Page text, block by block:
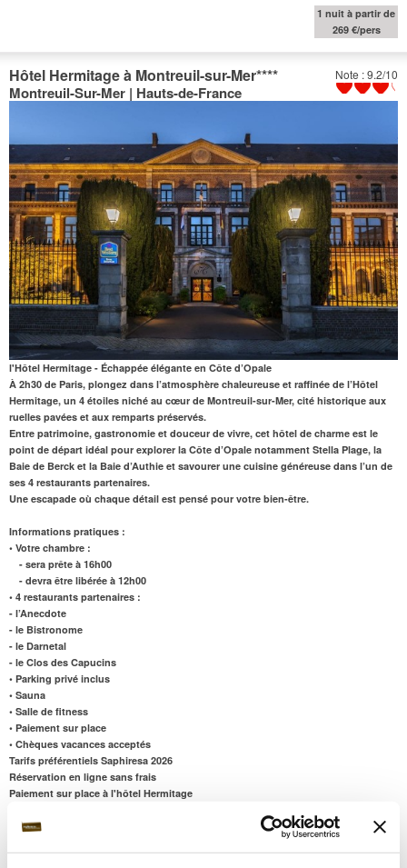
1 nuit à partir de
269 €/pers
Note : 9.2/10
Hôtel Hermitage à Montreuil-sur-Mer****
Montreuil-Sur-Mer | Hauts-de-France
l'Hôtel Hermitage - Échappée élégante en Côte d’Opale
À 2h30 de Paris, plongez dans l’atmosphère chaleureuse et raffinée de l’Hôtel
Hermitage, un 4 étoiles niché au cœur de Montreuil-sur-Mer, cité historique aux
ruelles pavées et aux remparts préservés.
Entre patrimoine, gastronomie et douceur de vivre, cet hôtel de charme est le
point de départ idéal pour explorer la Côte d’Opale notamment Stella Plage, la
Baie de Berck et la Baie d’Authie et savourer une cuisine généreuse dans l’un de
ses 4 restaurants partenaires.
Une escapade où chaque détail est pensé pour votre bien-être.
Informations pratiques :
• Votre chambre :
- sera prête à 16h00
- devra être libérée à 12h00
• 4 restaurants partenaires :
- l’Anecdote
- le Bistronome
- le Darnetal
- le Clos des Capucins
• Parking privé inclus
• Sauna
• Salle de fitness
• Paiement sur place
• Chèques vacances acceptés
Tarifs préférentiels Saphiresa 2026
Réservation en ligne sans frais
Paiement sur place à l'hôtel Hermitage
Pour cet hôtel, il existe des forfaits de 1 à 6 Nuits, parmi lesquels :